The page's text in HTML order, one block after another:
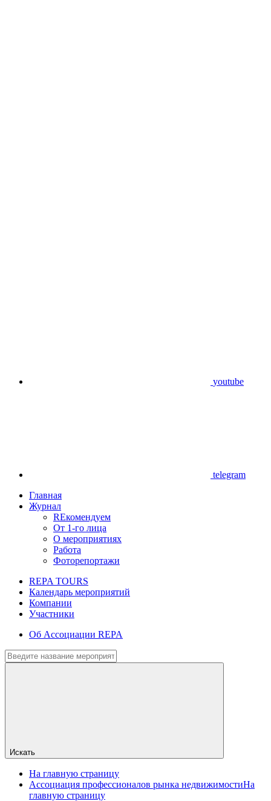
youtube
telegram
Главная
Журнал
REкомендуем
От 1-го лица
О мероприятиях
Работа
Фоторепортажи
REPA TOURS
Календарь мероприятий
Компании
Участники
Об Ассоциации REPA
Искать
На главную страницу
Ассоциация профессионалов рынка недвижимостиНа
главную страницу